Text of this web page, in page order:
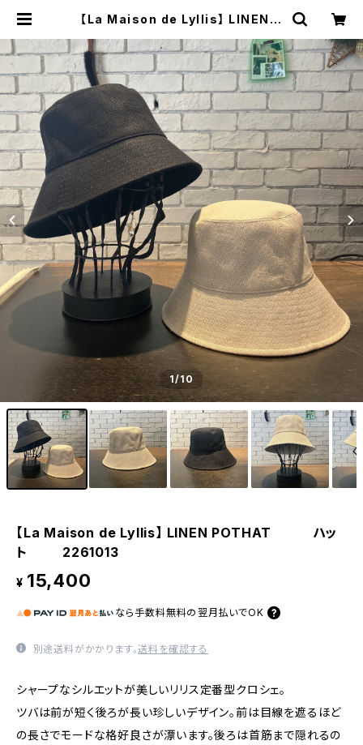
【La Maison de Lyllis】 LINEN P
3 | 広島の帽子専門店SHAPPO（シ
ャッポ）
1/10
【La Maison de Lyllis】 LINEN POTHAT ハッ
ト 2261013
¥ 15,400
なら 手数料無料の 翌月払いでOK
別途送料がかかります。送料を確認する
シャープなシルエットが美しいリリス定番型クロシェ。
ツバは前が短く後ろが長い珍しいデザイン。前は目線を遮るほど
の長さでモードな格好良さが漂います。後ろは首筋まで隠れるの